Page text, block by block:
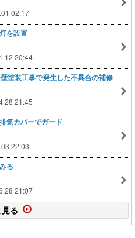
02:17
を設置
20:44
塗装工事で発生した不具合の補修
21:45
気カバーでガード
22:03
る
21:07
る